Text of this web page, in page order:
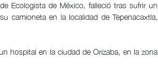
Ecologista de México, falleció tras sufrir un
camioneta en la localidad de Tepenacaxtla,
hospital en la ciudad de Orizaba, en la zona